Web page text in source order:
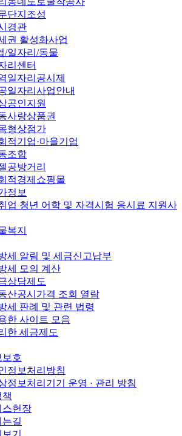
단지조성
경관
권 활성화사업
/일자리/동물
리센터
일자리공시제
일자리사업안내
공인지원
사랑상품권
형상점가
적기업·마을기업
조합
공방거리
적경제쇼핑몰
정보
업 청년 어학 및 자격시험 응시료 지원사
복지
세 알림 및 세금신고납부
세 모의 계산
상담제도
산공시가격 조회 열람
세 판례 및 관련 법령
한 사이트 모음
한 세금제도
호
정보처리방침
정보처리기기 운영 · 관리 방침
스헌장
길
기